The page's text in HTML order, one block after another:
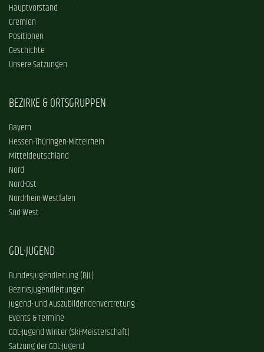
Hauptvorstand
Gremien
Positionen
Geschichte
Unsere Satzungen
BEZIRKE & ORTSGRUPPEN
Bayern
Hessen-Thüringen-Mittelrhein
Mitteldeutschland
Nord
Nord-Ost
Nordrhein-Westfalen
Süd-West
GDL-JUGEND
Bundesjugendleitung (BJL)
Bezirksjugendleitungen
Jugend- und Auszubildendenvertretung
Events & Termine
GDL-Jugend Winter (Ski-Meisterschaft)
Satzung der GDL-Jugend